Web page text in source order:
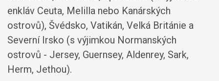
enkláv Ceuta, Melilla nebo Kanárských
ostrovů), Švédsko, Vatikán, Velká Británie a
Severní Irsko (s výjimkou Normanských
ostrovů - Jersey, Guernsey, Aldenrey, Sark,
Herm, Jethou).